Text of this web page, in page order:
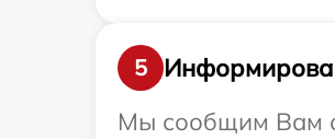
5
Мы сообщим Вам о